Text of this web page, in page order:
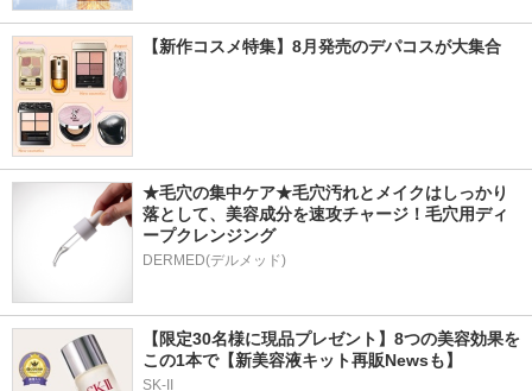
【新作コスメ特集】8月発売のデパコスが大集合
★毛穴の集中ケア★毛穴汚れとメイクはしっかり
落として、美容成分を速攻チャージ！毛穴用ディ
ープクレンジング
DERMED(デルメッド)
【限定30名様に現品プレゼント】8つの美容効果を
この1本で【新美容液キット再販Newsも】
SK-II